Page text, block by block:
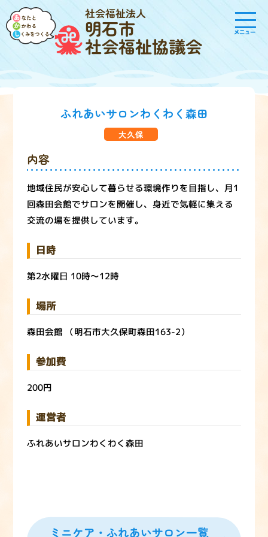
社会福祉法人
明石市
社会福祉協議会
メニュー
ふれあいサロンわくわく森田
大久保
内容
地域住民が安心して暮らせる環境作りを目指し、月1
回森田会館でサロンを開催し、身近で気軽に集える
交流の場を提供しています。
日時
第2水曜日 10時～12時
場所
森田会館 （明石市大久保町森田163-2）
参加費
200円
運営者
ふれあいサロンわくわく森田
ミニケア・ふれあいサロン一覧